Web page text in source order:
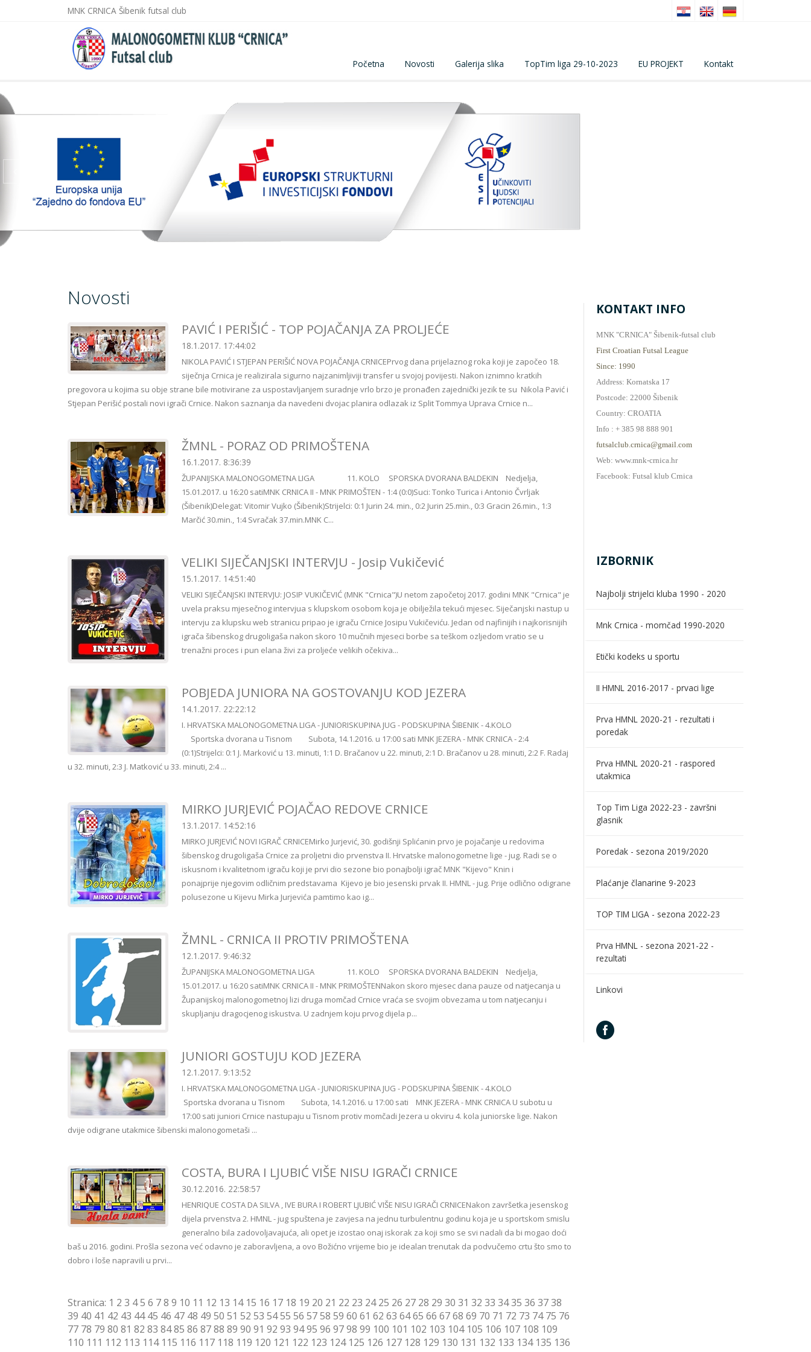
MNK CRNICA Šibenik futsal club
Početna Novosti Galerija slika TopTim liga 29-10-2023 EU PROJEKT Kontakt
Novosti
PAVIĆ I PERIŠIĆ - TOP POJAČANJA ZA PROLJEĆE
18.1.2017. 17:44:02
NIKOLA PAVIĆ I STJEPAN PERIŠIĆ NOVA POJAČANJA CRNICEPrvog dana prijelaznog roka koji je započeo 18.
siječnja Crnica je realizirala sigurno najzanimljiviji transfer u svojoj povijesti. Nakon iznimno kratkih
pregovora u kojima su obje strane bile motivirane za uspostavljanjem suradnje vrlo brzo je pronađen zajednički jezik te su Nikola Pavić i
Stjepan Perišić postali novi igrači Crnice. Nakon saznanja da navedeni dvojac planira odlazak iz Split Tommya Uprava Crnice n...
ŽMNL - PORAZ OD PRIMOŠTENA
16.1.2017. 8:36:39
ŽUPANIJSKA MALONOGOMETNA LIGA 11. KOLO SPORSKA DVORANA BALDEKIN Nedjelja,
15.01.2017. u 16:20 satiMNK CRNICA II - MNK PRIMOŠTEN - 1:4 (0:0)Suci: Tonko Turica i Antonio Čvrljak
(Šibenik)Delegat: Vitomir Vujko (Šibenik)Strijelci: 0:1 Jurin 24. min., 0:2 Jurin 25.min., 0:3 Gracin 26.min., 1:3
Marčić 30.min., 1:4 Svračak 37.min.MNK C...
VELIKI SIJEČANJSKI INTERVJU - Josip Vukičević
15.1.2017. 14:51:40
VELIKI SIJEČANJSKI INTERVJU: JOSIP VUKIČEVIĆ (MNK "Crnica")U netom započetoj 2017. godini MNK "Crnica" je
uvela praksu mjesečnog intervjua s klupskom osobom koja je obilježila tekući mjesec. Siječanjski nastup u
intervju za klupsku web stranicu pripao je igraču Crnice Josipu Vukičeviću. Jedan od najfinijih i najkorisnijih
igrača šibenskog drugoligaša nakon skoro 10 mučnih mjeseci borbe sa teškom ozljedom vratio se u
trenažni proces i pun elana živi za proljeće velikih očekiva...
POBJEDA JUNIORA NA GOSTOVANJU KOD JEZERA
14.1.2017. 22:22:12
I. HRVATSKA MALONOGOMETNA LIGA - JUNIORISKUPINA JUG - PODSKUPINA ŠIBENIK - 4.KOLO
Sportska dvorana u Tisnom Subota, 14.1.2016. u 17:00 sati MNK JEZERA - MNK CRNICA - 2:4
(0:1)Strijelci: 0:1 J. Marković u 13. minuti, 1:1 D. Bračanov u 22. minuti, 2:1 D. Bračanov u 28. minuti, 2:2 F. Radaj
u 32. minuti, 2:3 J. Matković u 33. minuti, 2:4 ...
MIRKO JURJEVIĆ POJAČAO REDOVE CRNICE
13.1.2017. 14:52:16
MIRKO JURJEVIĆ NOVI IGRAČ CRNICEMirko Jurjević, 30. godišnji Splićanin prvo je pojačanje u redovima
šibenskog drugoligaša Crnice za proljetni dio prvenstva II. Hrvatske malonogometne lige - jug. Radi se o
iskusnom i kvalitetnom igraču koji je prvi dio sezone bio ponajbolji igrač MNK "Kijevo" Knin i
ponajprije njegovim odličnim predstavama Kijevo je bio jesenski prvak II. HMNL - jug. Prije odlično odigrane
polusezone u Kijevu Mirka Jurjevića pamtimo kao ig...
ŽMNL - CRNICA II PROTIV PRIMOŠTENA
12.1.2017. 9:46:32
ŽUPANIJSKA MALONOGOMETNA LIGA 11. KOLO SPORSKA DVORANA BALDEKIN Nedjelja,
15.01.2017. u 16:20 satiMNK CRNICA II - MNK PRIMOŠTENNakon skoro mjesec dana pauze od natjecanja u
Županijskoj malonogometnoj lizi druga momčad Crnice vraća se svojim obvezama u tom natjecanju i
skupljanju dragocjenog iskustva. U zadnjem koju prvog dijela p...
JUNIORI GOSTUJU KOD JEZERA
12.1.2017. 9:13:52
I. HRVATSKA MALONOGOMETNA LIGA - JUNIORISKUPINA JUG - PODSKUPINA ŠIBENIK - 4.KOLO
Sportska dvorana u Tisnom Subota, 14.1.2016. u 17:00 sati MNK JEZERA - MNK CRNICA U subotu u
17:00 sati juniori Crnice nastupaju u Tisnom protiv momčadi Jezera u okviru 4. kola juniorske lige. Nakon
dvije odigrane utakmice šibenski malonogometaši ...
COSTA, BURA I LJUBIĆ VIŠE NISU IGRAČI CRNICE
30.12.2016. 22:58:57
HENRIQUE COSTA DA SILVA , IVE BURA I ROBERT LJUBIĆ VIŠE NISU IGRAČI CRNICENakon završetka jesenskog
dijela prvenstva 2. HMNL - jug spuštena je zavjesa na jednu turbulentnu godinu koja je u sportskom smislu
generalno bila zadovoljavajuća, ali opet je izostao onaj iskorak za koji smo se svi nadali da bi mogao doći
baš u 2016. godini. Prošla sezona već odavno je zaboravljena, a ovo Božićno vrijeme bio je idealan trenutak da podvučemo crtu što smo to
dobro i loše napravili u prvi...
Stranica: 1 2 3 45 6 78 9 10 11 12 13 14 15 16 17 18 19 20 21 22 23 24 25 26 27 28 29 30 31 32 33 3435 36 3738
39 40 41 42 43 44 45 46 47 48 49 50 51 52 53 5455 56 5758 59 60 61 62 63 6465 66 6768 69 70 71 72 73 74 75 76
77 78 79 80 81 82 83 8485 86 8788 89 90 91 92 93 9495 96 9798 99 100 101 102 103 104 105 106 107 108 109
110 111 112 113 114 115 116 117 118 119 120 121 122 123 124 125 126 127 128 129 130 131 132 133 134 135 136
KONTAKT INFO
MNK "CRNICA" Šibenik-futsal club
First Croatian Futsal League
Since: 1990
Address: Kornatska 17
Postcode: 22000 Šibenik
Country: CROATIA
Info : + 385 98 888 901
futsalclub.crnica@gmail.com
Web: www.mnk-crnica.hr
Facebook: Futsal klub Crnica
IZBORNIK
Najbolji strijelci kluba 1990 - 2020
Mnk Crnica - momčad 1990-2020
Etički kodeks u sportu
II HMNL 2016-2017 - prvaci lige
Prva HMNL 2020-21 - rezultati i
poredak
Prva HMNL 2020-21 - raspored
utakmica
Top Tim Liga 2022-23 - završni
glasnik
Poredak - sezona 2019/2020
Plaćanje članarine 9-2023
TOP TIM LIGA - sezona 2022-23
Prva HMNL - sezona 2021-22 -
rezultati
Linkovi